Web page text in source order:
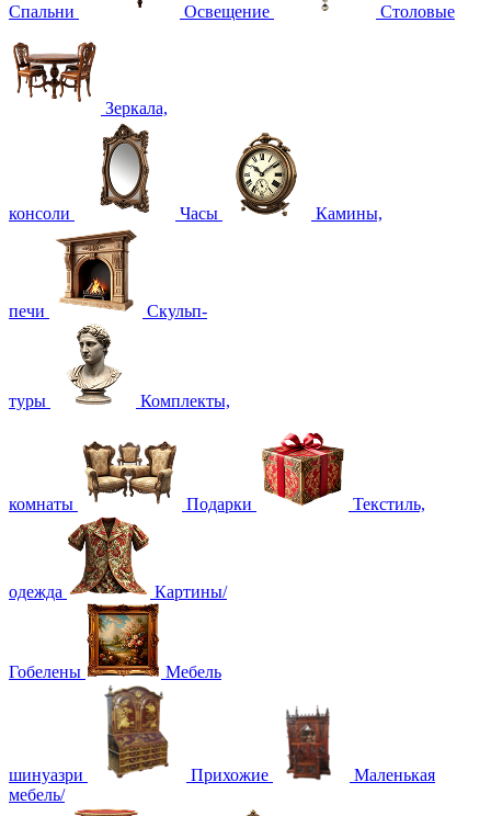
Спальни Освещение Столовые
Зеркала,
консоли Часы Камины,
печи Скульп-
туры Комплекты,
комнаты Подарки Текстиль,
одежда Картины/
Гобелены Мебель
шинуазри Прихожие
Маленькая
мебель/